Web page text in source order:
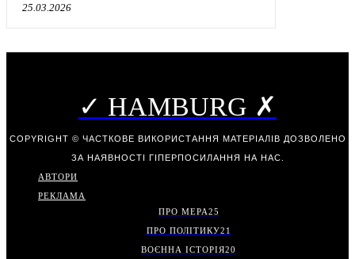
25.03.2026
✓ HAMBURG ✗
COPYRIGHT © ЧАСТКОВЕ ВИКОРИСТАННЯ МАТЕРІАЛІВ ДОЗВОЛЕНО
ЗА НАЯВНОСТІ ГІПЕРПОСИЛАННЯ НА НАС.
АВТОРИ
РЕКЛАМА
ПРО МЕРА25
ПРО ПОЛІТИКУ21
ВОЄННА ІСТОРІЯ20